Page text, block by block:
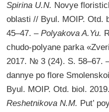
Spirina U.N. Novye
oblasti // Byul. MOIP. Otd.
45–47. –Polyakova A.Yu.
chudo-polyane parka
2017. № 3 (24). S. 58–67.
dannye po flore
Byul. MOIP. Otd. biol.
Reshetnikova N.M. Put’